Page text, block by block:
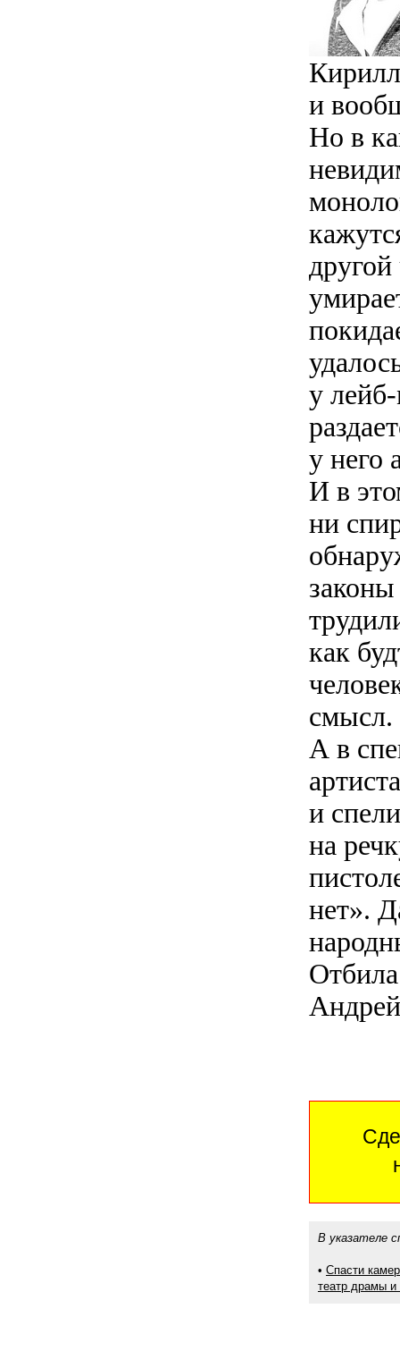
и
Но в
у
у него
И в
ни
как
смысл.
А в
и
на
нет».
В указателе
• Спасти
театр драмы и